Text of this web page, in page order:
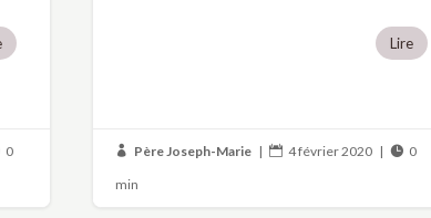
0
Lire
 Père Joseph-Marie |  4 février 2020 |  0
min